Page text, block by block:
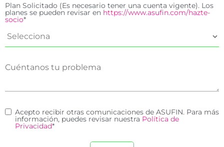
Plan Solicitado (Es necesario tener una cuenta vigente). Los
planes se pueden revisar en https://www.asufin.com/hazte-
socio*
Acepto recibir otras comunicaciones de ASUFIN. Para más
información, puedes revisar nuestra Política de
Privacidad*